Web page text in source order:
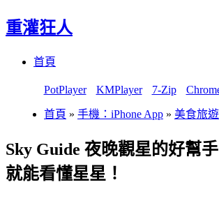
重灌狂人
首頁
PotPlayer KMPlayer 7-Zip
首頁 » 手機：iPhone App » 美食旅
Sky Guide 夜晚觀星的好幫
就能看懂星星！